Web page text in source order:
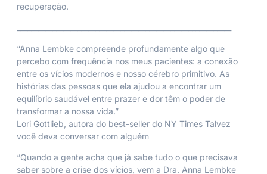
recuperação.
“Anna Lembke compreende profundamente algo que
percebo com frequência nos meus pacientes: a conexão
entre os vícios modernos e nosso cérebro primitivo. As
histórias das pessoas que ela ajudou a encontrar um
equilíbrio saudável entre prazer e dor têm o poder de
transformar a nossa vida.”
Lori Gottlieb , autora do best-seller do NY Times Talvez
você deva conversar com alguém
“Quando a gente acha que já sabe tudo o que precisava
saber sobre a crise dos vícios, vem a Dra. Anna Lembke